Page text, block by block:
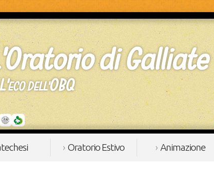
Oratorio Estivo Animazione